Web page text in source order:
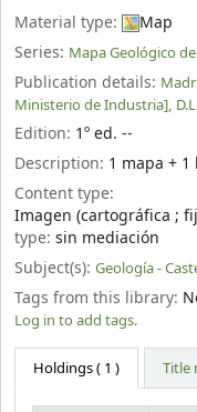
Material type:
Map
Series: Mapa Geológico
Publication details:
Ministerio de Industria],
Edition: 1º ed. --
Description: 1 mapa +
Content type:
Imagen (cartográfica ;
type: sin mediación
Subject(s): Geología -
Tags from this library:
Log in to add tags.
Holdings( 1 ) Title